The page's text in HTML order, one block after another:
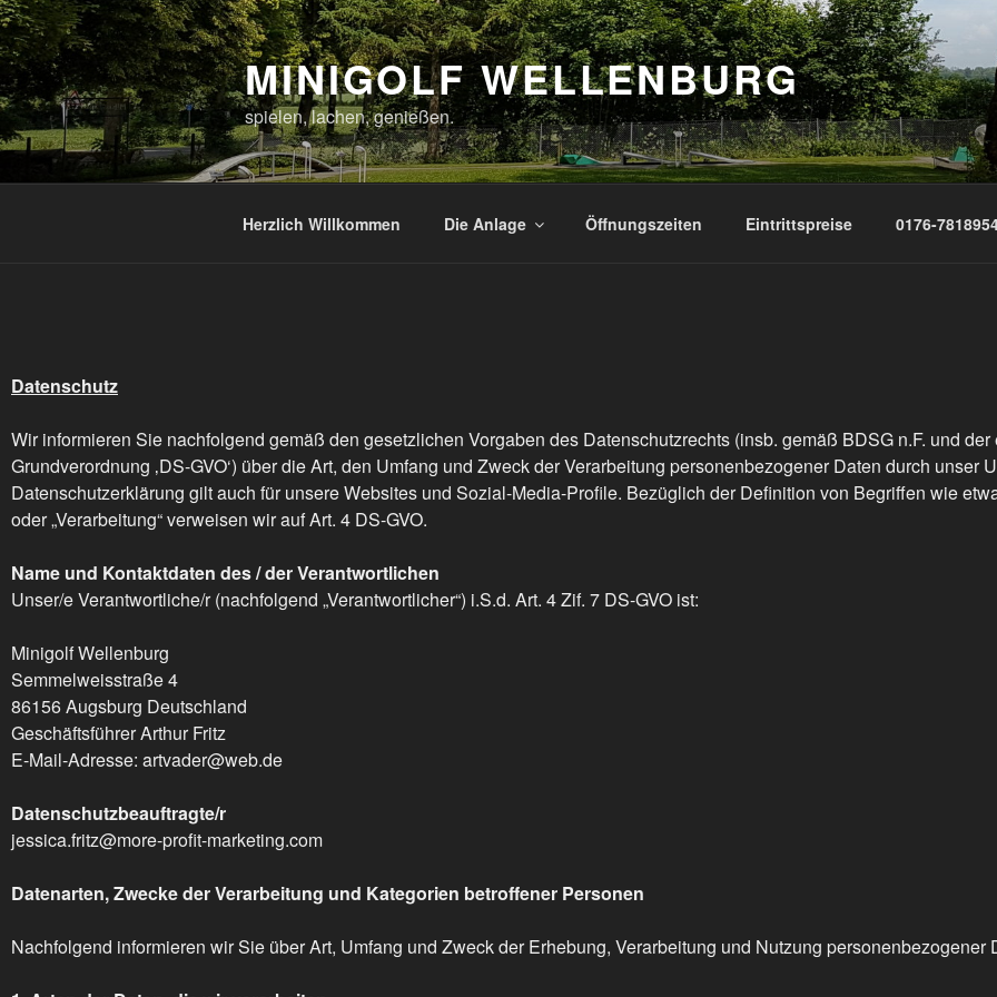
MINIGOLF WELLENBURG
spielen, lachen, genießen.
Herzlich Willkommen Die Anlage Öffnungszeiten Eintrittspreise 0176-
Datenschutz
Wir informieren Sie nachfolgend gemäß den gesetzlichen Vorgaben des Datenschutzrechts (insb. gemäß BDSG n.F. und
Grundverordnung ‚DS-GVO‘) über die Art, den Umfang und Zweck der Verarbeitung personenbezogener Daten durch unser
Datenschutzerklärung gilt auch für unsere Websites und Sozial-Media-Profile. Bezüglich der Definition von Begriffen wie
oder „Verarbeitung“ verweisen wir auf Art. 4 DS-GVO.
Name und Kontaktdaten des / der Verantwortlichen
Unser/e Verantwortliche/r (nachfolgend „Verantwortlicher“) i.S.d. Art. 4 Zif. 7 DS-GVO ist:
Minigolf Wellenburg
Semmelweisstraße 4
86156 Augsburg Deutschland
Geschäftsführer Arthur Fritz
E-Mail-Adresse: artvader@web.de
Datenschutzbeauftragte/r
jessica.fritz@more-profit-marketing.com
Datenarten, Zwecke der Verarbeitung und Kategorien betroffener Personen
Nachfolgend informieren wir Sie über Art, Umfang und Zweck der Erhebung, Verarbeitung und Nutzung personenbezogener